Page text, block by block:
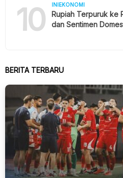
10 INIEKONOMI
Rupiah Terpuruk ke
dan Sentimen
BERITA TERBARU